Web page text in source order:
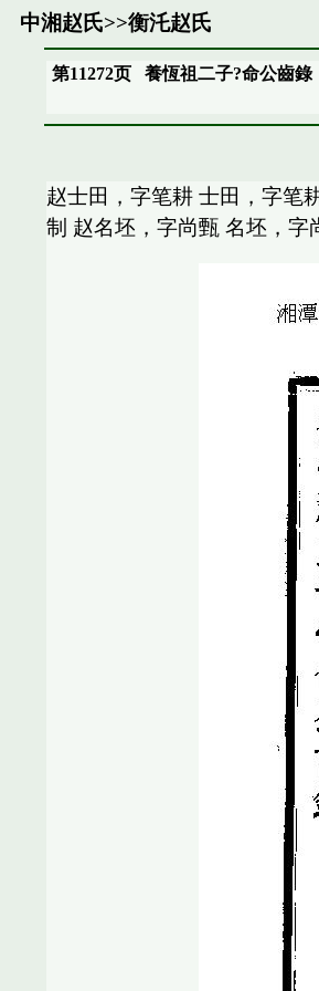
中湘赵氏>>衡汑赵氏
第11272页養恆祖二子?命公齒錄
赵士田，字笔耕 士田，字笔
制 赵名坯，字尚甄 名坯，字